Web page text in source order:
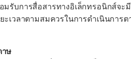
มรับการสื่อสารทางอิเล็กทรอนิกส์จะ
ะเวลาตามสมควรในการดำเนินการต
าษ